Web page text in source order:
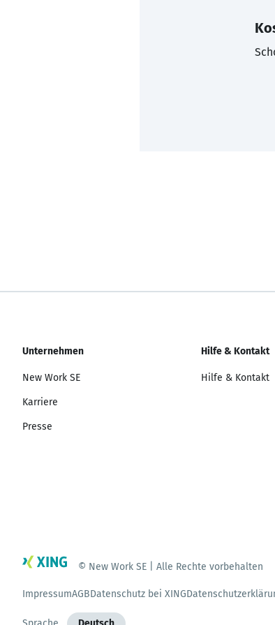
Unternehmen
New Work SE
Karriere
Presse
Hilfe & Kontakt
Hilfe & Kontakt
© New Work SE | Alle Rechte vorbehalten
ImpressumAGBDatenschutz bei XING